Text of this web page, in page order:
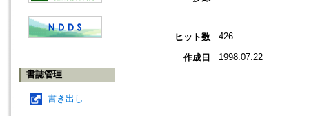
書誌管理
書き出し
ヒット数 426
作成日 1998.07.22